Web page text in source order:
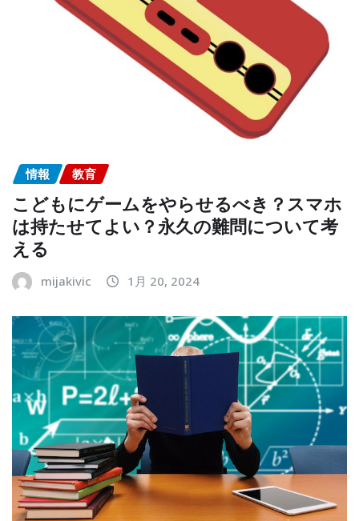
情報 教育
こどもにゲームをやらせるべき？スマホ
は持たせてよい？永久の難問について考
える
mijakivic 1月 20, 2024